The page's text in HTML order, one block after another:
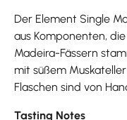
Der Element Single
aus Komponenten,
Madeira-Fässern
mit süßem
Flaschen sind von
Tasting Notes